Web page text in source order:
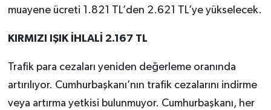
muayene ücreti 1.821 TL’den 2.621 TL’ye yükselecek.
KIRMIZI IŞIK İHLALİ 2.167 TL
Trafik para cezaları yeniden değerleme oranında
artırılıyor. Cumhurbaşkanı’nın trafik cezalarını indirme
veya artırma yetkisi bulunmuyor. Cumhurbaşkanı, her